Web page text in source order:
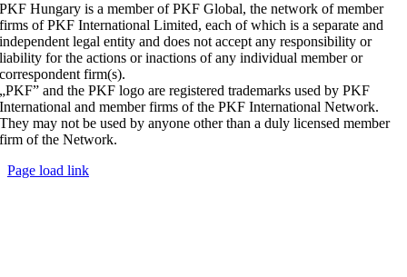
PKF Hungary is a member of PKF Global, the network of member
firms of PKF International Limited, each of which is a separate and
independent legal entity and does not accept any responsibility or
liability for the actions or inactions of any individual member or
correspondent firm(s).
„PKF” and the PKF logo are registered trademarks used by PKF
International and member firms of the PKF International Network.
They may not be used by anyone other than a duly licensed member
firm of the Network.
Page load link